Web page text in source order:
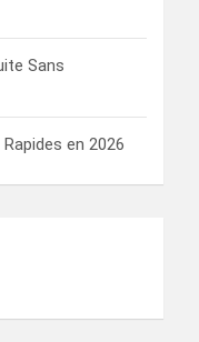
Sans
en 2026